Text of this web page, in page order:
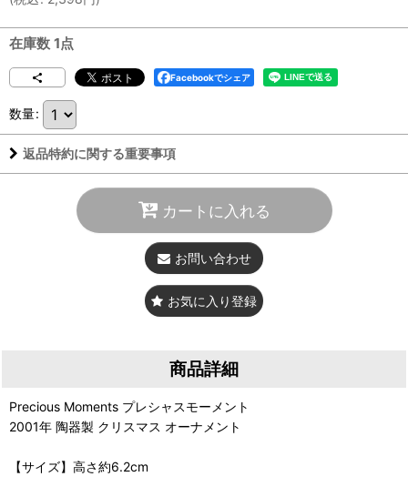
在庫数 1点
Facebookでシェア
数量:
返品特約に関する重要事項
カートに入れる
お問い合わせ
お気に入り登録
商品詳細
Precious Moments プレシャスモーメント
2001年 陶器製 クリスマス オーナメント
【サイズ】高さ約6.2cm